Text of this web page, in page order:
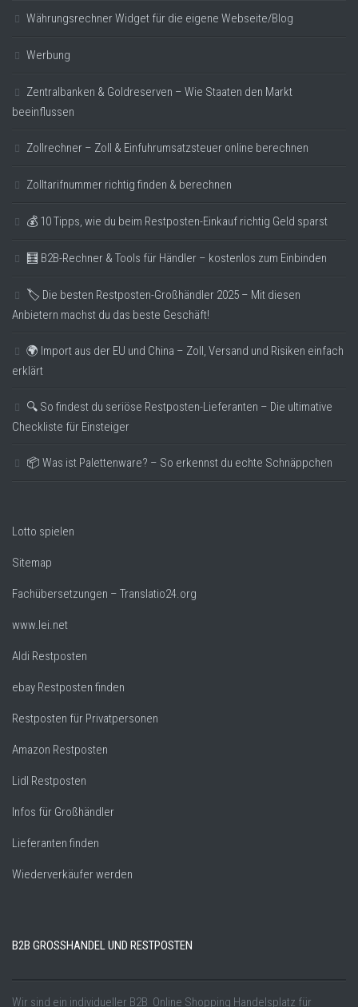
Währungsrechner Widget für die eigene Webseite/Blog
Werbung
Zentralbanken & Goldreserven – Wie Staaten den Markt
beeinflussen
Zollrechner – Zoll & Einfuhrumsatzsteuer online berechnen
Zolltarifnummer richtig finden & berechnen
💰 10 Tipps, wie du beim Restposten-Einkauf richtig Geld sparst
🧮 B2B-Rechner & Tools für Händler – kostenlos zum Einbinden
🏷️ Die besten Restposten-Großhändler 2025 – Mit diesen
Anbietern machst du das beste Geschäft!
🌍 Import aus der EU und China – Zoll, Versand und Risiken einfach
erklärt
🔍 So findest du seriöse Restposten-Lieferanten – Die ultimative
Checkliste für Einsteiger
📦 Was ist Palettenware? – So erkennst du echte Schnäppchen
Lotto spielen
Sitemap
Fachübersetzungen – Translatio24.org
www.lei.net
Aldi Restposten
ebay Restposten finden
Restposten für Privatpersonen
Amazon Restposten
Lidl Restposten
Infos für Großhändler
Lieferanten finden
Wiederverkäufer werden
B2B GROSSHANDEL UND RESTPOSTEN
Wir sind ein individueller B2B Online Shopping Handelsplatz für